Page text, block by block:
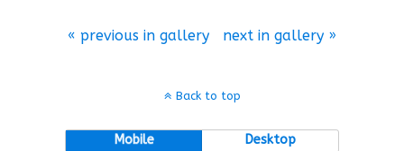
« previous in gallery next in gallery »
Back to top
Mobile Desktop